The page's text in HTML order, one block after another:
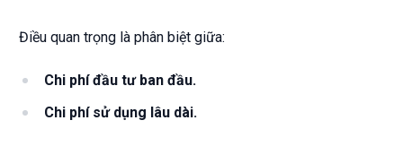
Điều quan trọng là phân biệt giữa:
Chi phí đầu tư ban đầu.
Chi phí sử dụng lâu dài.